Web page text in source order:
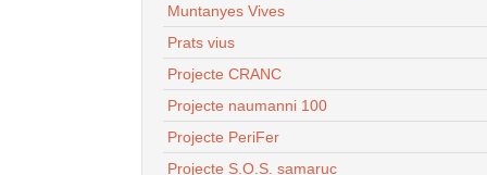
Muntanyes Vives
Prats vius
Projecte CRANC
Projecte naumanni 100
Projecte PeriFer
Projecte S.O.S. samaruc